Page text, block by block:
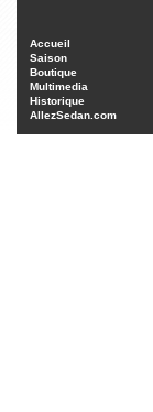
Accueil
Saison
Boutique
Multimedia
Historique
AllezSedan.com